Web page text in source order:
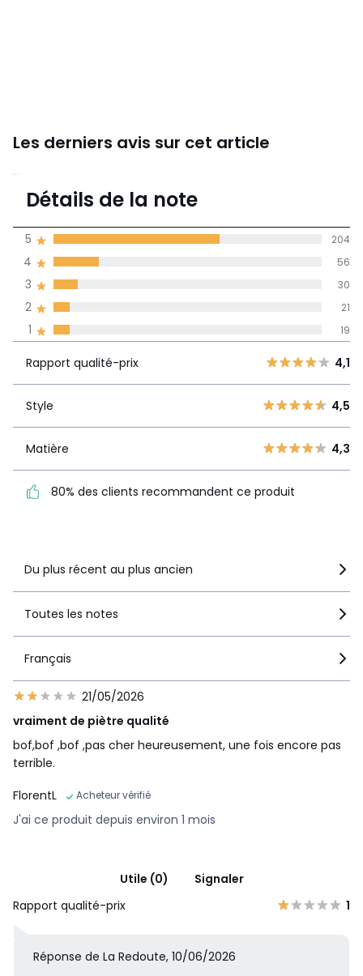
Les derniers avis sur cet article
4,2
moyenne des avis
dans toutes les
1 19
2
3 30
4
5 4,1
recommandent ce produit
Détails de la note
1 19
2 21
3 30
4 56
5 204
Rapport qualité-prix 4,1
Style 4,5
Matière 4,3
80% des clients recommandent ce produit
Du plus récent au plus ancien
Toutes les notes
Français
21/05/2026
vraiment de piètre qualité
bof,bof ,bof ,pas cher heureusement, une fois encore pas
terrible.
FlorentL
Acheteur vérifié
J'ai ce produit depuis environ 1 mois
Utile (0)
Signaler
Rapport qualité-prix
1
Réponse de La Redoute, 10/06/2026